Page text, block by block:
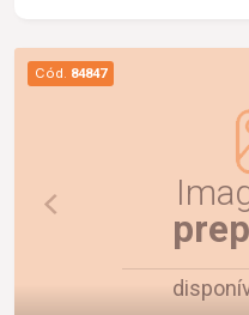
Cód. 84847